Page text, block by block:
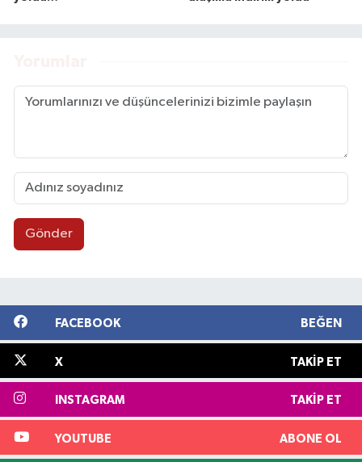
Gönder
FACEBOOK BEĞEN
X TAKIP ET
INSTAGRAM TAKIP ET
YOUTUBE ABONE OL